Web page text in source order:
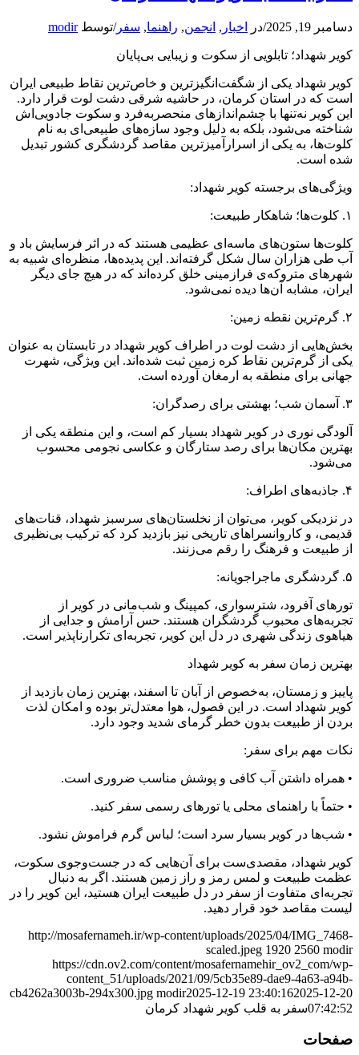
دسامبر 19, 2025 /در اخبار , انجمن, راهنما, سفر/توسطmodir
کویر شهداد؛ تابلویی از سکوت و زیبایی بی‌پایان
کویر شهداد یکی از شگفت‌انگیزترین و خاص‌ترین نقاط طبیعی ایران
است که در استان کرمان، در حاشیه شرقی دشت لوت قرار دارد.
این کویر نه‌تنها با چشم‌اندازهای منحصربه‌فرد و سکوت جادویی‌اش
شناخته می‌شود، بلکه به دلیل وجود سازه‌های طبیعی‌ای به نام
کلوت‌ها، به یکی از اسرارآمیزترین مقاصد گردشگری کشور تبدیل
شده است.
ویژگی‌های برجسته کویر شهداد:
۱. کلوت‌ها؛ شاهکار طبیعت:
کلوت‌ها ستون‌های ماسه‌ای عظیمی هستند که در اثر فرسایش باد و
آب طی هزاران سال شکل گرفته‌اند. این پدیده‌ها، منظره‌ای شبیه به
شهرهای متروکه‌ی فرازمینی خلق کرده‌اند که در هیچ جای دیگر
ایران، مشابه آن‌ها دیده نمی‌شود.
۲. گرم‌ترین نقطه زمین:
بخش‌هایی از دشت لوت در اطراف کویر شهداد در تابستان به عنوان
یکی از گرم‌ترین نقاط کره زمین ثبت شده‌اند. این ویژگی، شهرت
جهانی برای منطقه به ارمغان آورده است.
۳. آسمان شب؛ بهشتی برای رصدگران:
آلودگی نوری در کویر شهداد بسیار کم است، و این منطقه یکی از
بهترین مکان‌ها برای رصد ستارگان و عکاسی نجومی محسوب
می‌شود.
۴. جاذبه‌های اطراف:
در نزدیکی کویر، می‌توان از نخلستان‌های سرسبز شهداد، قنات‌های
قدیمی، و کاروانسراهای تاریخی نیز بازدید کرد که ترکیب بی‌نظیری
از طبیعت و فرهنگ را رقم می‌زنند.
۵. گردشگری ماجراجویانه:
تورهای آفرود، شترسواری، کمپینگ و شب‌مانی در کویر از
تجربه‌های محبوب گردشگران هستند. حس آرامش و جدایی از
هیاهوی زندگی شهری در دل این کویر، تجربه‌ای تکرارناپذیر است.
بهترین زمان سفر به کویر شهداد
پاییز و زمستان، به‌خصوص از آبان تا اسفند، بهترین زمان بازدید از
کویر شهداد است. در این فصول، هوا معتدل‌تر بوده و امکان لذت
بردن از طبیعت بدون خطر گرمای شدید وجود دارد.
نکات مهم برای سفر:
• همراه داشتن آب کافی و پوشش مناسب ضروری است.
• حتماً با راهنمای محلی یا تورهای رسمی سفر کنید.
• شب‌ها در کویر بسیار سرد است؛ لباس گرم فراموش نشود.
کویر شهداد، مقصدی‌ست برای آن‌هایی که در جست‌وجوی سکوت،
عظمت طبیعت و لمس رمز و راز زمین هستند. اگر به دنبال
تجربه‌ای متفاوت از سفر در دل طبیعت ایران هستید، این کویر را در
لیست مقاصد خود قرار دهید.
http://mosafernameh.ir/wp-content/uploads/2025/04/IMG_7468-
scaled.jpeg 1920 2560 modir
https://cdn.ov2.com/content/mosafernamehir_ov2_com/wp-
content_51/uploads/2021/09/5cb35e89-dae9-4a63-a94b-
cb4262a3003b-294x300.jpg modir2025-12-19 23:40:162025-12-20
07:42:52سفر به قلب کویر شهداد کرمان
صفحات